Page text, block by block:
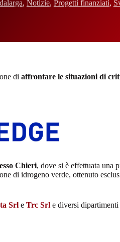
, Notizie, Progetti finanziati,
di affrontare le situazioni di
Chieri, dove si è effettuata una
di idrogeno verde, ottenuto
Srl e Trc Srl e diversi